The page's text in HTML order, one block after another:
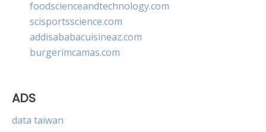
foodscienceandtechnology.com
scisportsscience.com
addisababacuisineaz.com
burgerimcamas.com
ADS
data taiwan